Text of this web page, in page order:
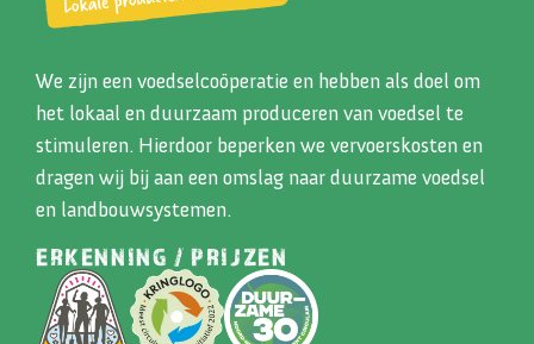
We zijn een voedselcoöperatie en hebben als doel om
het lokaal en duurzaam produceren van voedsel te
stimuleren. Hierdoor beperken we vervoerskosten en
dragen wij bij aan een omslag naar duurzame voedsel
en landbouwsystemen.
ERKENNING / PRIJZEN